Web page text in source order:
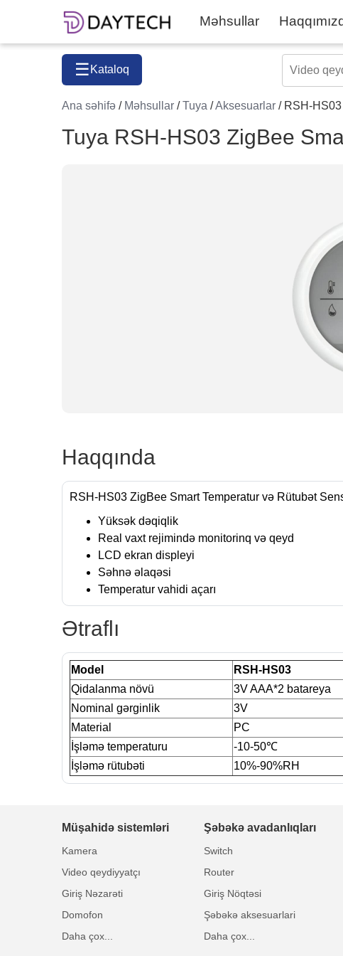
Məhsullar
☰ Kataloq
Ana səhifə / Məhsullar /Tuya /Aksesuarlar / RSH-
Tuya RSH-HS03 ZigBee
Haqqında
RSH-HS03 ZigBee Smart Temperatur və Rütubət
Yüksək dəqiqlik
Real vaxt rejimində monitorinq və qeyd
LCD ekran displeyi
Səhnə əlaqəsi
Temperatur vahidi açarı
Ətraflı
Model
RSH-HS03
Qidalanma növü
3V AAA*2 batareya
Nominal gərginlik
3V
Material
PC
İşləmə temperaturu
-10-50℃
İşləmə rütubəti
10%-90%RH
Müşahidə sistemləri
Kamera
Video qeydiyyatçı
Giriş Nəzarəti
Domofon
Daha çox...
Şəbəkə avadanlıqları
Switch
Router
Giriş Nöqtəsi
Şəbəkə aksesuarlari
Daha çox...